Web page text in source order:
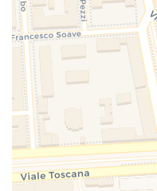
Sofá-cama
Talheres
Toalhas
TV
Varanda/Terraço